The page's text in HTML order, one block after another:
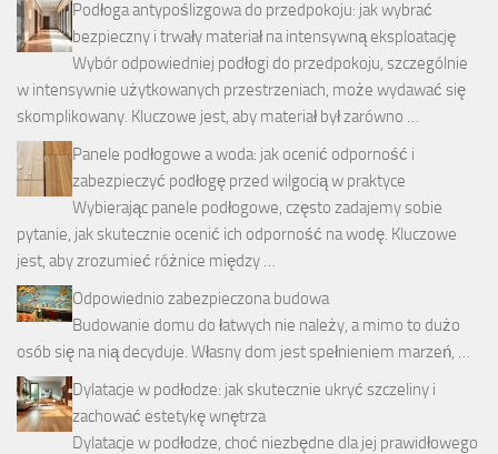
Podłoga antypoślizgowa do przedpokoju: jak wybrać
bezpieczny i trwały materiał na intensywną eksploatację
Wybór odpowiedniej podłogi do przedpokoju, szczególnie
w intensywnie użytkowanych przestrzeniach, może wydawać się
skomplikowany. Kluczowe jest, aby materiał był zarówno …
Panele podłogowe a woda: jak ocenić odporność i
zabezpieczyć podłogę przed wilgocią w praktyce
Wybierając panele podłogowe, często zadajemy sobie
pytanie, jak skutecznie ocenić ich odporność na wodę. Kluczowe
jest, aby zrozumieć różnice między …
Odpowiednio zabezpieczona budowa
Budowanie domu do łatwych nie należy, a mimo to dużo
osób się na nią decyduje. Własny dom jest spełnieniem marzeń, …
Dylatacje w podłodze: jak skutecznie ukryć szczeliny i
zachować estetykę wnętrza
Dylatacje w podłodze, choć niezbędne dla jej prawidłowego